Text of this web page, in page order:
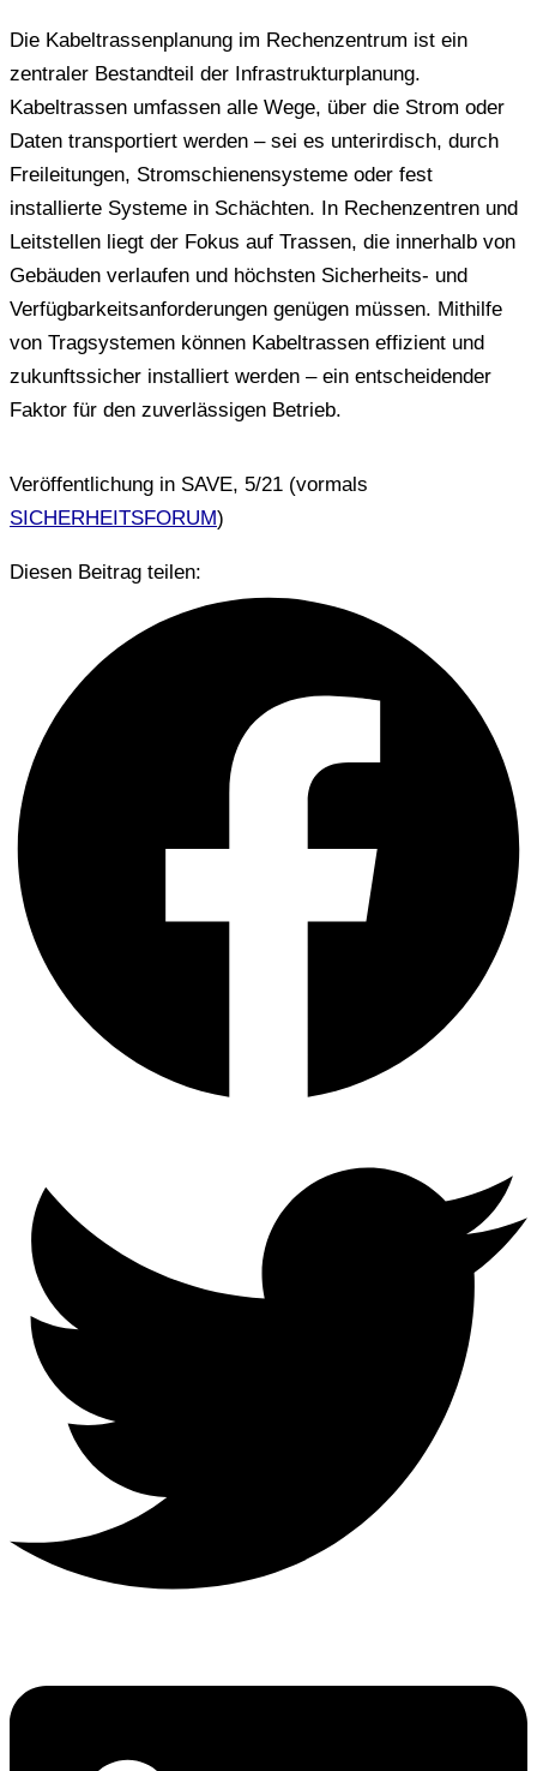
Die Kabeltrassenplanung im Rechenzentrum ist ein
zentraler Bestandteil der Infrastrukturplanung.
Kabeltrassen umfassen alle Wege, über die Strom oder
Daten transportiert werden – sei es unterirdisch, durch
Freileitungen, Stromschienensysteme oder fest
installierte Systeme in Schächten. In Rechenzentren und
Leitstellen liegt der Fokus auf Trassen, die innerhalb von
Gebäuden verlaufen und höchsten Sicherheits- und
Verfügbarkeitsanforderungen genügen müssen. Mithilfe
von Tragsystemen können Kabeltrassen effizient und
zukunftssicher installiert werden – ein entscheidender
Faktor für den zuverlässigen Betrieb.
Veröffentlichung in SAVE, 5/21 (vormals
SICHERHEITSFORUM)
Diesen Beitrag teilen: